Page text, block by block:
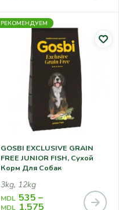
РЕКОМЕНДУЕМ
GOSBI EXCLUSIVE GRAIN
FREE JUNIOR FISH, Сухой
Корм Для Собак
3kg, 12kg
MDL 535 –
MDL 1,575